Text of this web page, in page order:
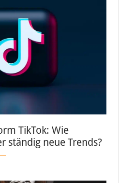
TikTok: Wie
ständig neue Trends?